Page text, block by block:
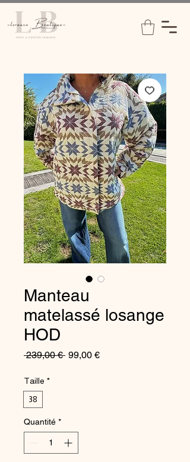
Manteau
matelassé losange
HOD
239,00 € Prix
99,00 €Prix
Taille *
38
Quantité *